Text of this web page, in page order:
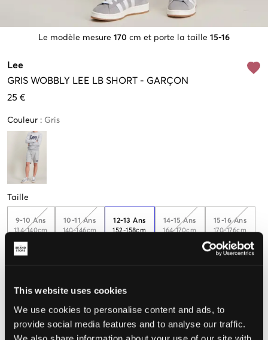
This website uses cookies
We use cookies to personalise content and ads, to
provide social media features and to analyse our traffic.
Le modèle mesure 170 cm et porte la taille 15-16
Lee
GRIS WOBBLY LEE LB SHORT - GARÇON
25 €
Couleur : Gris
Taille
9-10 Ans
134-140cm
10-11 Ans
140-146cm
12-13 Ans
152-158cm
14-15 Ans
164-170cm
15-16 Ans
170-176cm